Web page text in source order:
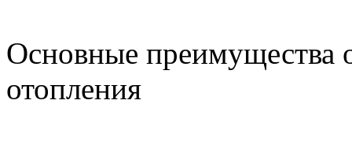
Основные преимущества
отопления